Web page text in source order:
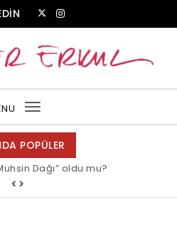
Toggle
navigation
POPÜLER
Dağı” oldu mu?